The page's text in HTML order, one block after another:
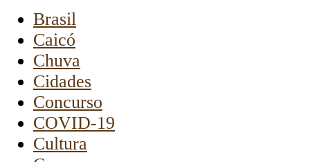
Brasil
Caicó
Chuva
Cidades
Concurso
COVID-19
Cultura